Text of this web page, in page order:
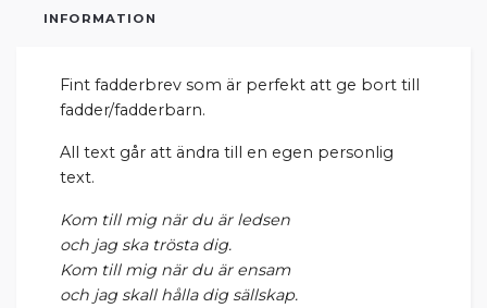
INFORMATION
Fint fadderbrev som är perfekt att ge bort till
fadder/fadderbarn.
All text går att ändra till en egen personlig
text.
Kom till mig när du är ledsen
och jag ska trösta dig.
Kom till mig när du är ensam
och jag skall hålla dig sällskap.